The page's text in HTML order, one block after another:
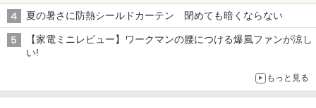
夏の暑さに防熱シールドカーテン 閉めても暗くならない
【家電ミニレビュー】ワークマンの腰につける爆風ファンが涼し
い!
もっと見る